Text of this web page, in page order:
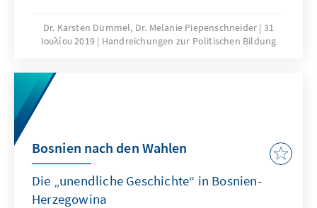
Inoffiziellen und Hauptamtlichen Mitarbeiter
Zugang zu fast allen Lebensbereichen in der
Persönlichkeitsentwicklung zu überwachen
und Lebenswege nachhaltig zu beeinflussen
oder zu zerstören. Die hier versammelten
aktualisierter Form Einblicke in die
Arbeitsweise des Ministeriums für
Staatssicherheit (MfS).
Dr. Karsten Dümmel, Dr. Melanie Piepenschneider 31
Ιουλίου 2019
Handreichungen zur Politischen Bildung
Bosnien nach den Wahlen
Die „unendliche Geschichte“ in Bosnien-
Herzegowina